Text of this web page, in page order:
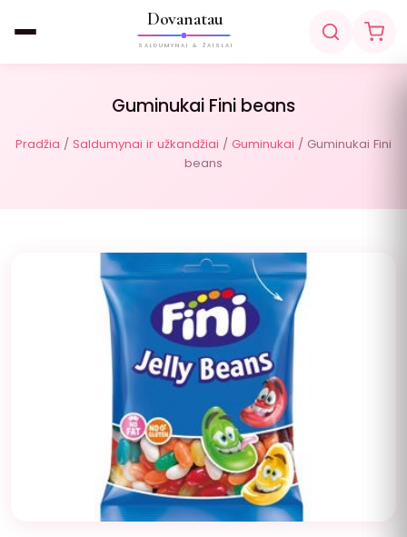
Dovanatau
SALDUMYNAI & ŽAISLAI
Guminukai Fini beans
Pradžia / Saldumynai ir užkandžiai / Guminukai / Guminukai Fini
beans